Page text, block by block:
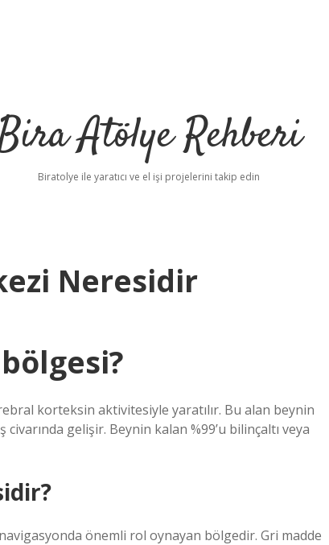
Atölye Rehberi
Biratolye ile yaratıcı ve el işi projelerini takip edin
Neresidir
korteksin aktivitesiyle yaratılır. Bu alan beynin
gelişir. Beynin kalan %99’u bilinçaltı veya
önemli rol oynayan bölgedir. Gri madde